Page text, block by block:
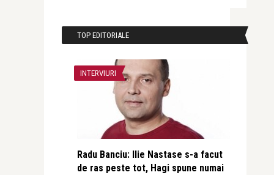
TOP EDITORIALE
INTERVIURI
Radu Banciu: Ilie Nastase s-a facut
de ras peste tot, Hagi spune numai